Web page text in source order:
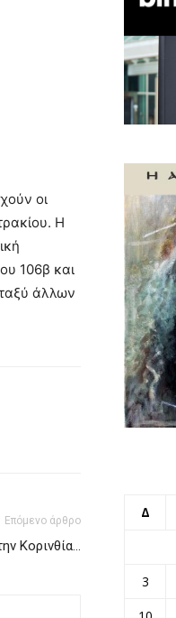
οι
Η
106β και
άλλων
Επόμενο άρθρο
Κορινθία…
Δ
3